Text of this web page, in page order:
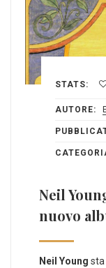
STATS:
AUTORE:
Neil
nuovo
Neil Young sta